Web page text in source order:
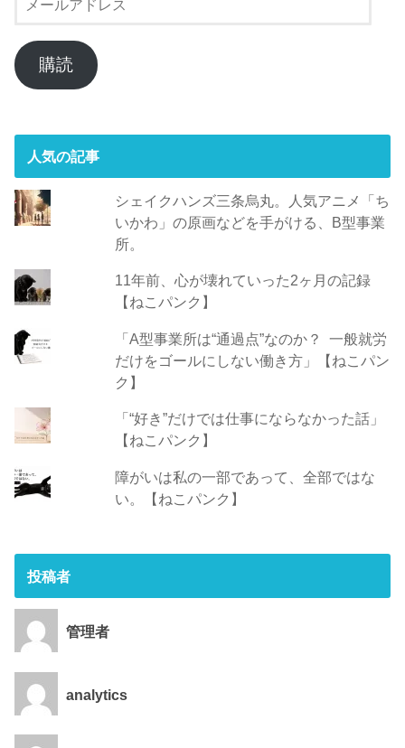
ー
ア
ド
購読
人気の記事
シェイクハンズ三条烏丸。人気アニメ「ち
いかわ」の原画などを手がける、B型事業
所。
11年前、心が壊れていった2ヶ月の記録
【ねこパンク】
「A型事業所は“通過点”なのか？ 一般就労
だけをゴールにしない働き方」【ねこパン
ク】
「“好き”だけでは仕事にならなかった話」
【ねこパンク】
障がいは私の一部であって、全部ではな
い。【ねこパンク】
投稿者
管理者
analytics